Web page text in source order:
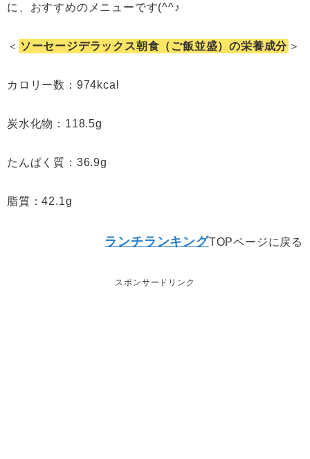
に、おすすめのメニューです(^^♪
＜ ソーセージデラックス朝食（ご飯並盛）の栄養成分 ＞
カロリー数：974kcal
炭水化物：118.5g
たんぱく質：36.9g
脂質：42.1g
ランチランキングTOPページに戻る
スポンサードリンク